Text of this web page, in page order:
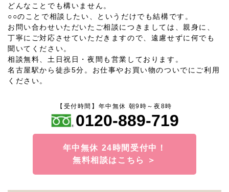
どんなことでも構いません。
○○のことで相談したい、というだけでも結構です。
お問い合わせいただいたご相談につきましては、親身に、
丁寧にご対応させていただきますので、遠慮せずに何でも
聞いてください。
相談無料、土日祝日・夜間も営業しております。
名古屋駅から徒歩5分。お仕事やお買い物のついでにご利用
ください。
【受付時間】年中無休 朝9時～夜8時
0120-889-719
年中無休 24時間受付中！
無料相談はこちら ＞